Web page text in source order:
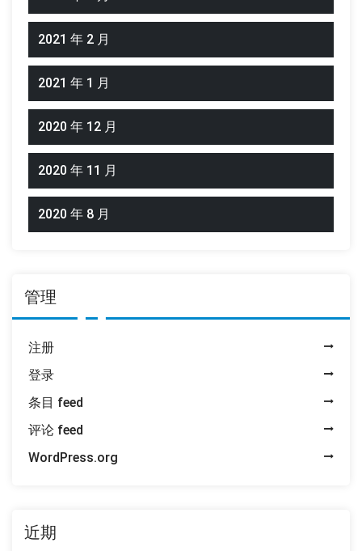
2021 年 2 月
2021 年 1 月
2020 年 12 月
2020 年 11 月
2020 年 8 月
管理
注册
登录
条目 feed
评论 feed
WordPress.org
近期